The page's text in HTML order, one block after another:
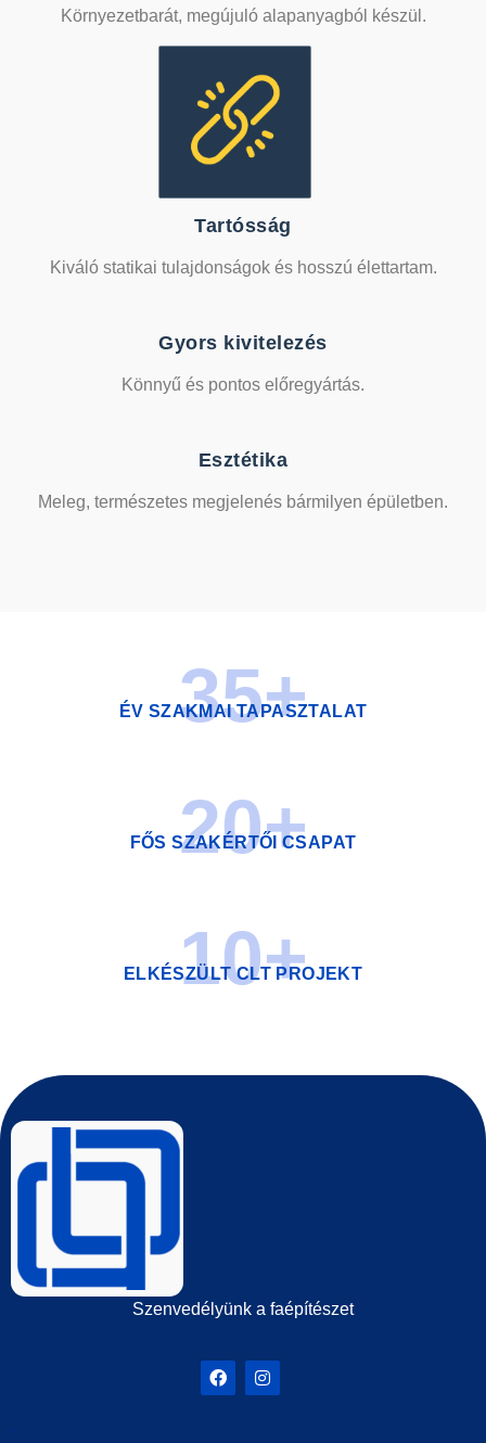
Környezetbarát, megújuló alapanyagból készül.
Tartósság
Kiváló statikai tulajdonságok és hosszú élettartam.
Gyors kivitelezés
Könnyű és pontos előregyártás.
Esztétika
Meleg, természetes megjelenés bármilyen épületben.
35+
ÉV SZAKMAI TAPASZTALAT
20+
FŐS SZAKÉRTŐI CSAPAT
10+
ELKÉSZÜLT CLT PROJEKT
Szenvedélyünk a faépítészet